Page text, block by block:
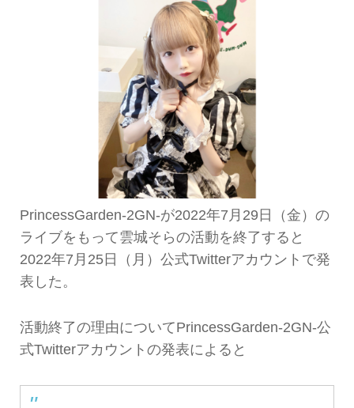
PrincessGarden-2GN-が2022年7月29日（金）の
ライブをもって雲城そらの活動を終了すると
2022年7月25日（月）公式Twitterアカウントで発
表した。
活動終了の理由についてPrincessGarden-2GN-公
式Twitterアカウントの発表によると